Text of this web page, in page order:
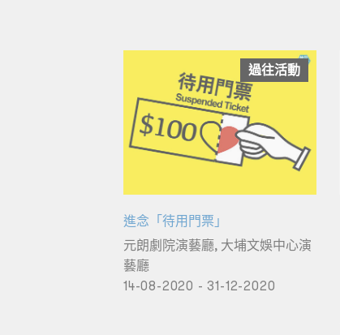
過往活動
進念「待用門票」
元朗劇院演藝廳, 大埔文娛中心演
藝廳
14-08-2020 - 31-12-2020